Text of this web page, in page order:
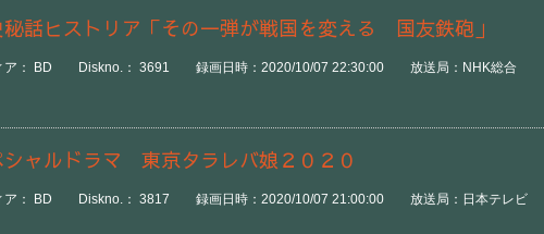
話ヒストリア「その一弾が戦国を変える 国友鉄砲」
ア： BD Diskno.： 3691 録画日時：2020/10/07 22:30:00 放送局：NHK総合
シャルドラマ 東京タラレバ娘２０２０
ア： BD Diskno.： 3817 録画日時：2020/10/07 21:00:00 放送局：日本テレビ